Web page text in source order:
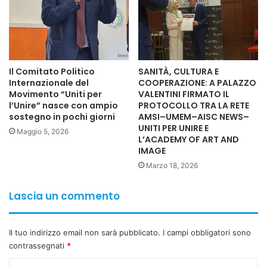
inclusiva e diversificata; Spagna, modello tecnico e
organizzativo che integra sempre più profili di origine
internazionale. Questi sistemi non hanno limitato l’apporto
straniero, ma hanno investito su formazione, scouting e
integrazione, trasformando la diversità in qualità tecnica e
fisica.
ITALIA: IL PROBLEMA NON SONO I CALCIATORI STRANIERI
NEI NOSTRI CAMPIONATI. Interviene il Prof. Foad Aodi,
medico-fisiatra, giornalista e divulgatore scientifico
internazionale, esperto in salute globale, membro del
Vergata: «Attribuire la crisi del calcio italiano agli stranieri è
un grave errore. I numeri europei dimostrano il contrario:
la multiculturalità rafforza il sistema sportivo. Il vero
problema è che in Italia si investe sempre meno nei vivai,
Il Comitato Politico
Internazionale del
Movimento “Uniti per
l’Unire” nasce con ampio
sostegno in pochi giorni
Maggio 5, 2026
SANITÀ, CULTURA E
COOPERAZIONE: A PALAZZO
VALENTINI FIRMATO IL
PROTOCOLLO TRA LA RETE
AMSI–UMEM–AISC NEWS–
UNITI PER UNIRE E
L’ACADEMY OF ART AND
IMAGE
Marzo 18, 2026
Lascia un commento
Il tuo indirizzo email non sarà pubblicato. I campi obbligatori sono
contrassegnati *